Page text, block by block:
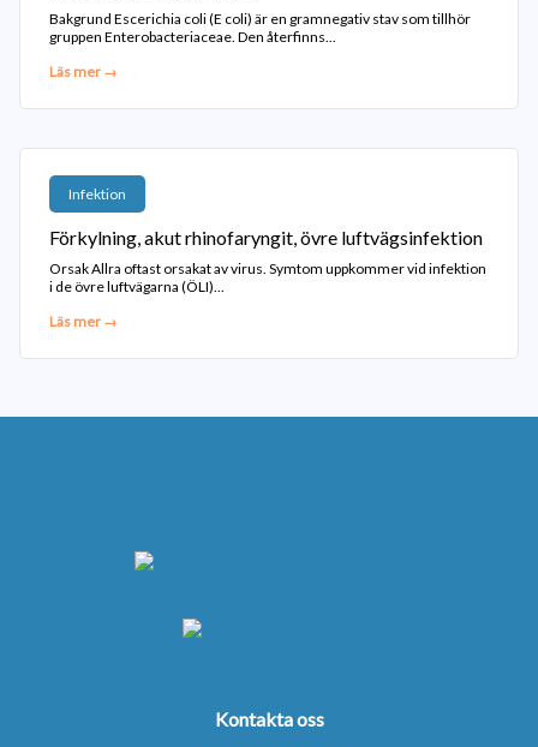
Bakgrund Escerichia coli (E coli) är en gramnegativ stav som tillhör
gruppen Enterobacteriaceae. Den återfinns...
Läs mer →
Infektion
Förkylning, akut rhinofaryngit, övre luftvägsinfektion
Orsak Allra oftast orsakat av virus. Symtom uppkommer vid infektion
i de övre luftvägarna (ÖLI)...
Läs mer →
Kontakta oss